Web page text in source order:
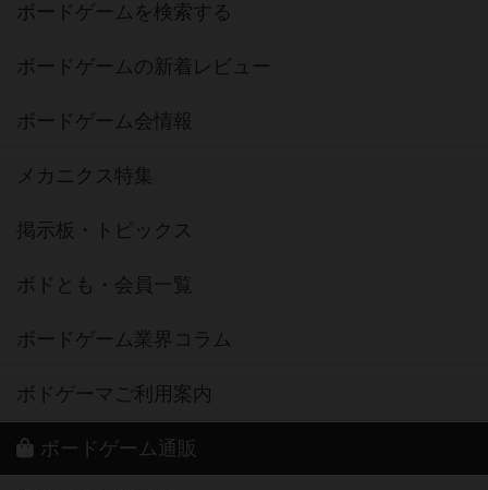
ボードゲームを検索する
ボードゲームの新着レビュー
ボードゲーム会情報
メカニクス特集
掲示板・トピックス
ボドとも・会員一覧
ボードゲーム業界コラム
ボドゲーマご利用案内
ボードゲーム通販